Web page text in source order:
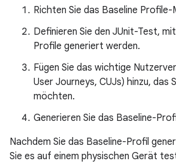
Richten Sie das Baseline Profile-
Definieren Sie den JUnit-Test,
Profile generiert werden.
Fügen Sie das wichtige
User Journeys, CUJs) hinzu, das
möchten.
Generieren Sie das Baseline-
Nachdem Sie das Baseline-Profil
Sie es auf einem physischen Gerät